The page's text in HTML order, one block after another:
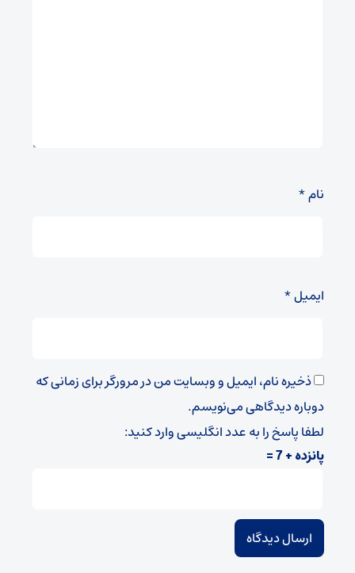
نام*
ایمیل*
ذخیره نام، ایمیل و وبسایت من در مرورگر برای زمانی که
دوباره دیدگاهی می‌نویسم.
لطفا پاسخ را به عدد انگلیسی وارد کنید:
پانزده + 7 =